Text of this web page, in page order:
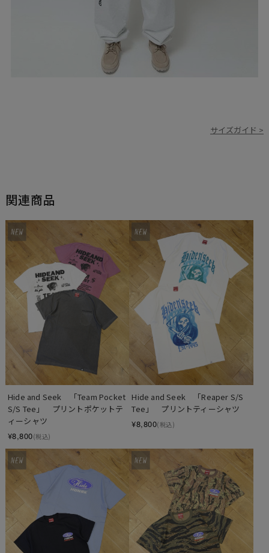
サイズガイド >
関連商品
Hide and Seek　「Team Pocket
S/S Tee」　プリントポケットテ
ィーシャツ
¥8,800(税込)
Hide and Seek　「Reaper S/S
Tee」　プリントティーシャツ
¥8,800(税込)